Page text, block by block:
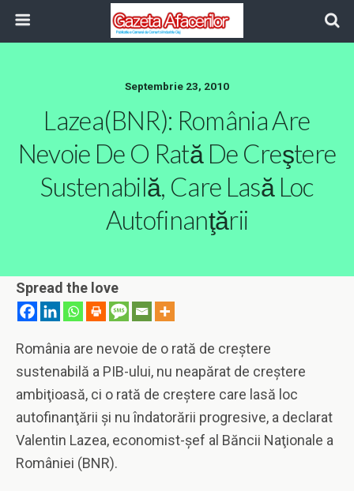
Septembrie 23, 2010
Lazea(BNR): România Are
Nevoie De O Rată De Creştere
Sustenabilă, Care Lasă Loc
Autofinanţării
Spread the love
România are nevoie de o rată de creştere
sustenabilă a PIB-ului, nu neapărat de creştere
ambiţioasă, ci o rată de creştere care lasă loc
autofinanţării şi nu îndatorării progresive, a declarat
Valentin Lazea, economist-şef al Băncii Naţionale a
României (BNR).